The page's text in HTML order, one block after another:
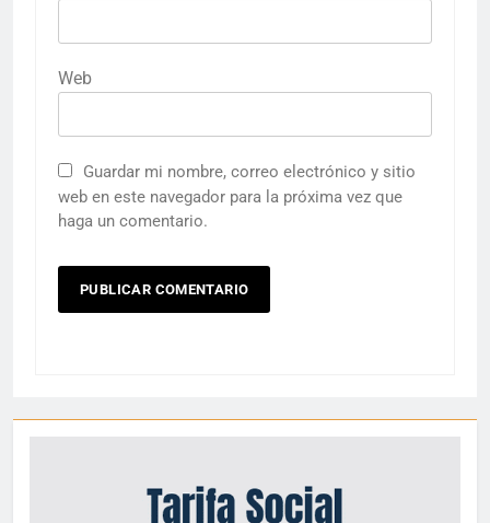
Web
Guardar mi nombre, correo electrónico y sitio
web en este navegador para la próxima vez que
haga un comentario.